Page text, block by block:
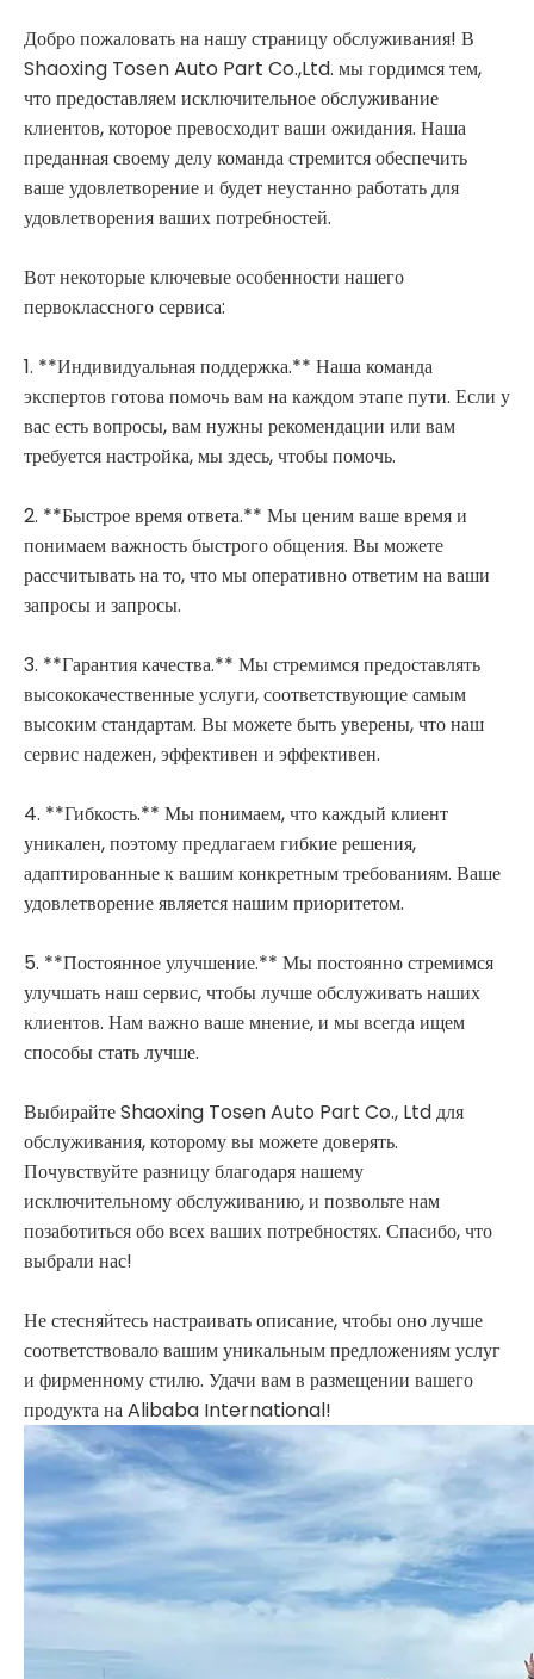
Добро пожаловать на нашу страницу обслуживания! В
Shaoxing Tosen Auto Part Co.,Ltd. мы гордимся тем,
что предоставляем исключительное обслуживание
клиентов, которое превосходит ваши ожидания. Наша
преданная своему делу команда стремится обеспечить
ваше удовлетворение и будет неустанно работать для
удовлетворения ваших потребностей.
Вот некоторые ключевые особенности нашего
первоклассного сервиса:
1. **Индивидуальная поддержка.** Наша команда
экспертов готова помочь вам на каждом этапе пути. Если у
вас есть вопросы, вам нужны рекомендации или вам
требуется настройка, мы здесь, чтобы помочь.
2. **Быстрое время ответа.** Мы ценим ваше время и
понимаем важность быстрого общения. Вы можете
рассчитывать на то, что мы оперативно ответим на ваши
запросы и запросы.
3. **Гарантия качества.** Мы стремимся предоставлять
высококачественные услуги, соответствующие самым
высоким стандартам. Вы можете быть уверены, что наш
сервис надежен, эффективен и эффективен.
4. **Гибкость.** Мы понимаем, что каждый клиент
уникален, поэтому предлагаем гибкие решения,
адаптированные к вашим конкретным требованиям. Ваше
удовлетворение является нашим приоритетом.
5. **Постоянное улучшение.** Мы постоянно стремимся
улучшать наш сервис, чтобы лучше обслуживать наших
клиентов. Нам важно ваше мнение, и мы всегда ищем
способы стать лучше.
Выбирайте Shaoxing Tosen Auto Part Co., Ltd для
обслуживания, которому вы можете доверять.
Почувствуйте разницу благодаря нашему
исключительному обслуживанию, и позвольте нам
позаботиться обо всех ваших потребностях. Спасибо, что
выбрали нас!
Не стесняйтесь настраивать описание, чтобы оно лучше
соответствовало вашим уникальным предложениям услуг
и фирменному стилю. Удачи вам в размещении вашего
продукта на Alibaba International!